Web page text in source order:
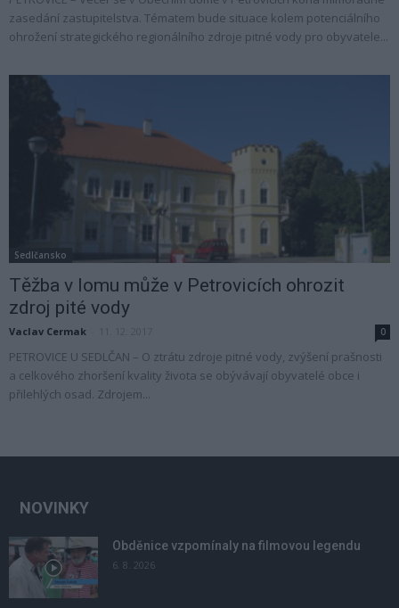
zasedání zastupitelstva. Tématem bude situace kolem potenciálního
ohrožení strategického regionálního zdroje pitné vody pro obyvatele...
Sedlčansko
Těžba v lomu může v Petrovicích ohrozit
zdroj pité vody
Vaclav Cermak 0
PETROVICE U SEDLČAN – O ztrátu zdroje pitné vody, zvýšení prašnosti
a celkového zhoršení kvality života se obývávají obyvatelé obce i
přilehlých osad. Zdrojem...
NOVINKY
Obděnice vzpomínaly na filmovou legendu
6. 8. 2026